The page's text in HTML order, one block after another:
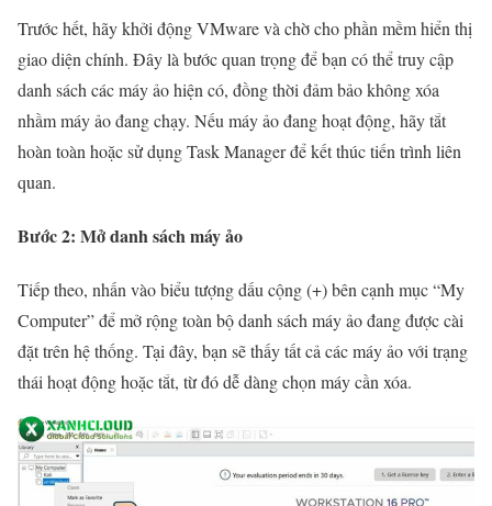
Trước hết, hãy khởi động VMware và chờ cho phần mềm hiển thị
giao diện chính. Đây là bước quan trọng để bạn có thể truy cập
danh sách các máy ảo hiện có, đồng thời đảm bảo không xóa
nhầm máy ảo đang chạy. Nếu máy ảo đang hoạt động, hãy tắt
hoàn toàn hoặc sử dụng Task Manager để kết thúc tiến trình liên
quan.
Bước 2: Mở danh sách máy ảo
Tiếp theo, nhấn vào biểu tượng dấu cộng (+) bên cạnh mục “My
Computer” để mở rộng toàn bộ danh sách máy ảo đang được cài
đặt trên hệ thống. Tại đây, bạn sẽ thấy tất cả các máy ảo với trạng
thái hoạt động hoặc tắt, từ đó dễ dàng chọn máy cần xóa.